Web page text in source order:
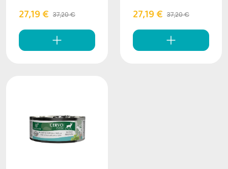
27,19 € 37,20 € 27,19 € 37,20 €